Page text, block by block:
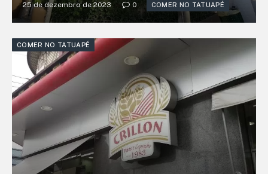
25 de dezembro de 2023 0 COMER NO TATUAPÉ
COMER NO TATUAPÉ